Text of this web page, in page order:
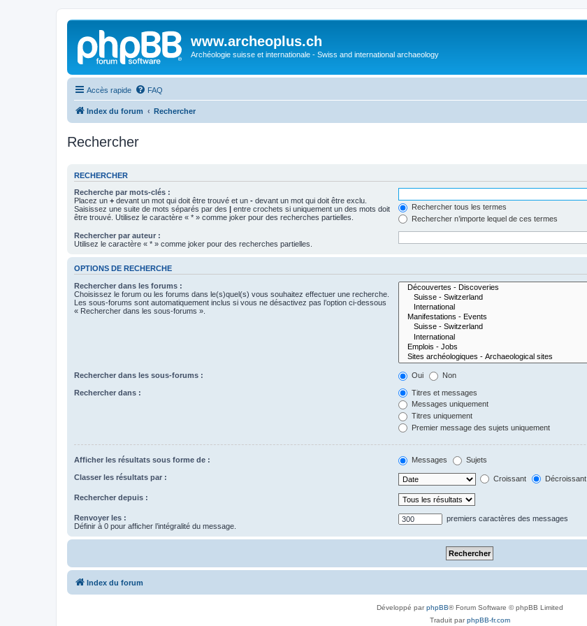
www.archeoplus.ch
Archéologie suisse et internationale - Swiss and international archaeology
Accès rapide FAQ
Index du forum Rechercher
Rechercher
RECHERCHER
Recherche par mots-clés :
Placez un + devant un mot qui doit être trouvé et un - devant un mot qui doit être exclu.
Saisissez une suite de mots séparés par des | entre crochets si uniquement un des mots doit
être trouvé. Utilisez le caractère « * » comme joker pour des recherches partielles.
Rechercher tous les termes
Rechercher n’importe lequel de ces termes
Rechercher par auteur :
Utilisez le caractère « * » comme joker pour des recherches partielles.
OPTIONS DE RECHERCHE
Rechercher dans les forums :
Choisissez le forum ou les forums dans le(s)quel(s) vous souhaitez effectuer une recherche.
Les sous-forums sont automatiquement inclus si vous ne désactivez pas l’option ci-dessous
« Rechercher dans les sous-forums ».
Rechercher dans les sous-forums : Oui Non
Rechercher dans :
Titres et messages
Messages uniquement
Titres uniquement
Premier message des sujets uniquement
Afficher les résultats sous forme de : Messages Sujets
Classer les résultats par : Croissant Décroissant
Rechercher depuis :
Renvoyer les :
Définir à 0 pour afficher l’intégralité du message.
premiers caractères des messages
Index du forum
Développé parphpBB® Forum Software © phpBB Limited
Traduit parphpBB-fr.com